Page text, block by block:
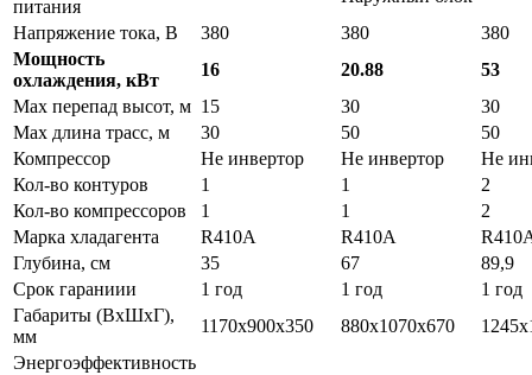
питания
Напряжение тока, В
380 380
380
Мощность
охлаждения, кВт
16 20.88
53
Max перепад высот, м 15 30
30
Max длина трасс, м
30 50
50
Компрессор
Не инвертор Не инвертор
Не
Кол-во контуров
1 1
2
Кол-во компрессоров
1 1
2
Марка хладагента
R410A R410A
Глубина, см
35 67
89,9
Срок гараниии
1 год 1 год
1 год
Габариты (ВхШхГ),
мм
1170х900х350 880х1070х670
Энергоэффективность